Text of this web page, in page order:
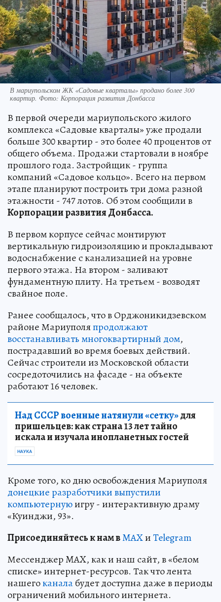
В мариупольском ЖК «Садовые кварталы» продано более 300
квартир. Фото: Корпорация развития Донбасса
В первой очереди мариупольского жилого
комплекса «Садовые кварталы» уже продали
больше 300 квартир - это более 40 процентов от
общего объема. Продажи стартовали в ноябре
прошлого года. Застройщик - группа
компаний «Садовое кольцо». Всего на первом
этапе планируют построить три дома разной
этажности - 747 лотов. Об этом сообщили в
Корпорации развития Донбасса.
В первом корпусе сейчас монтируют
вертикальную гидроизоляцию и прокладывают
водоснабжение с канализацией на уровне
первого этажа. На втором - заливают
фундаментную плиту. На третьем - возводят
свайное поле.
Ранее сообщалось, что в Орджоникидзевском
районе Мариуполяпродолжают
восстанавливать многоквартирный дом,
пострадавший во время боевых действий.
Сейчас строители из Московской области
сосредоточились на фасаде - на объекте
работают 16 человек.
Над СССР военные натянули «сетку»для
пришельцев: как страна 13 лет тайно
искала и изучала инопланетных гостей
НАУКА
Кроме того, ко дню освобождения Мариуполя
донецкие разработчики выпустили
компьютернуюигру - интерактивную драму
«Куинджи, 93».
Присоединяйтесь к нам вMAXиTelegram
Мессенджер MAX, как и наш сайт, в «белом
списке» интернет-ресурсов. Так что лента
нашегоканалабудет доступна даже в периоды
ограничений мобильного интернета.